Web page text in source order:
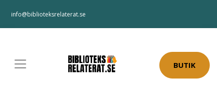
info@biblioteksrelaterat.se
BUTIK